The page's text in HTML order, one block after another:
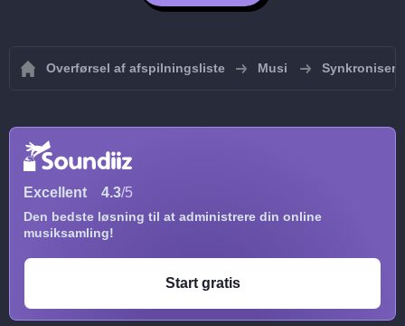
Overførsel af afspilningsliste Musi Synkroniser
Excellent 4.3/5
Den bedste løsning til at administrere din online
musiksamling!
Start gratis